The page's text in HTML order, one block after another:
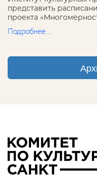
представить
проекта
Подробнее...